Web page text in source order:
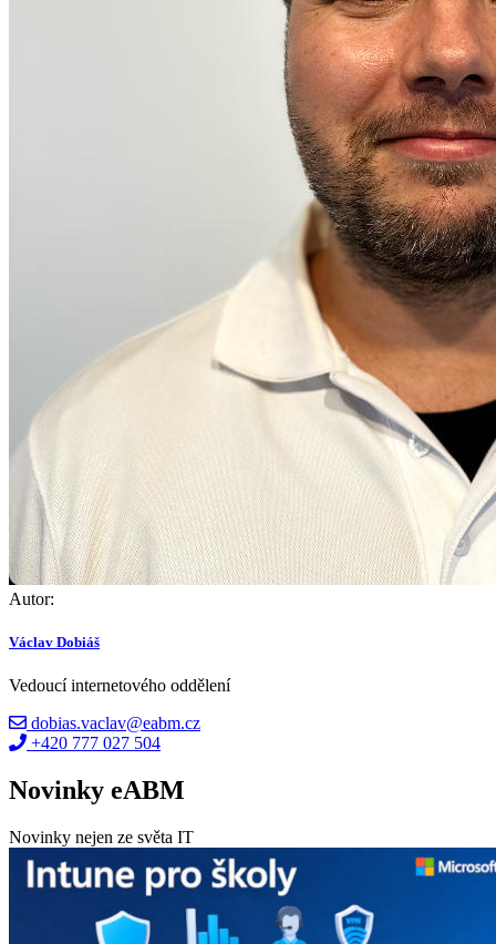
Autor:
Václav Dobiáš
Vedoucí internetového oddělení
dobias.vaclav@eabm.cz
+420 777 027 504
Novinky eABM
Novinky nejen ze světa IT